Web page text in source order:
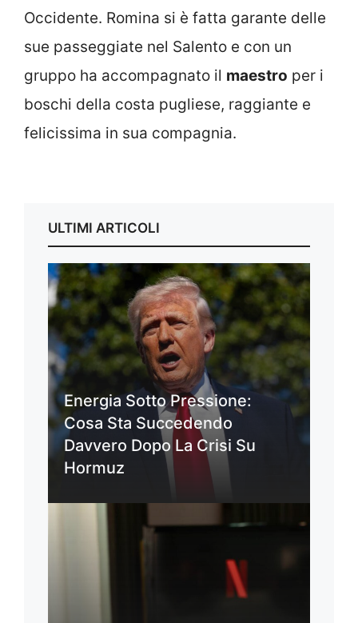
Occidente. Romina si è fatta garante delle
sue passeggiate nel Salento e con un
gruppo ha accompagnato il maestro per i
boschi della costa pugliese, raggiante e
felicissima in sua compagnia.
ULTIMI ARTICOLI
Energia Sotto Pressione:
Cosa Sta Succedendo
Davvero Dopo La Crisi Su
Hormuz